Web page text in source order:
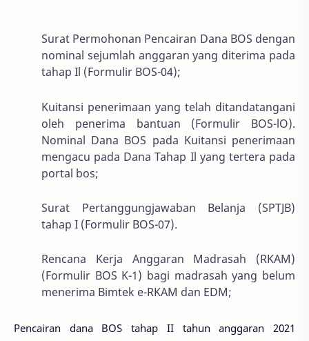
Surat Permohonan Pencairan Dana BOS dengan
nominal sejumlah anggaran yang diterima pada
tahap Il (Formulir BOS-04);
Kuitansi penerimaan yang telah ditandatangani
oleh penerima bantuan (Formulir BOS-lO).
Nominal Dana BOS pada Kuitansi penerimaan
mengacu pada Dana Tahap Il yang tertera pada
portal bos;
Surat Pertanggungjawaban Belanja (SPTJB)
tahap I (Formulir BOS-07).
Rencana Kerja Anggaran Madrasah (RKAM)
(Formulir BOS K-1) bagi madrasah yang belum
menerima Bimtek e-RKAM dan EDM;
Pencairan dana BOS tahap II tahun anggaran 2021